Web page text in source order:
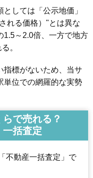
しては「公示地価」
れる価格）"とは異な
1.5～2.0倍、一方で地方
。
標がないため、当サ
単位での網羅的な実勢
で売れる？
一括査定
不動産一括査定」で